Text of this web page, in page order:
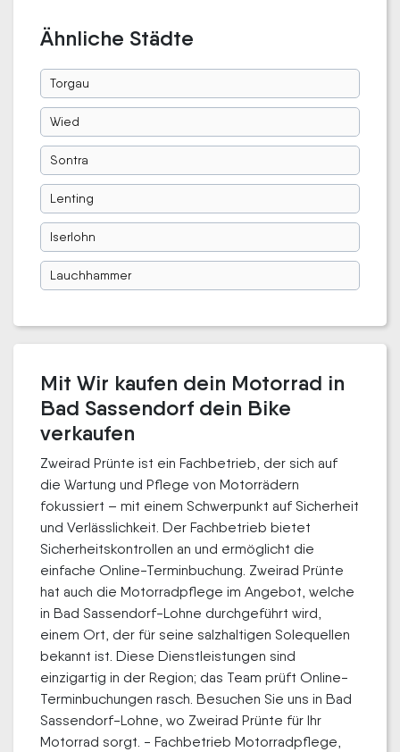
Ähnliche Städte
Torgau
Wied
Sontra
Lenting
Iserlohn
Lauchhammer
Mit Wir kaufen dein Motorrad in
Bad Sassendorf dein Bike
verkaufen
Zweirad Prünte ist ein Fachbetrieb, der sich auf
die Wartung und Pflege von Motorrädern
fokussiert – mit einem Schwerpunkt auf Sicherheit
und Verlässlichkeit. Der Fachbetrieb bietet
Sicherheitskontrollen an und ermöglicht die
einfache Online-Terminbuchung. Zweirad Prünte
hat auch die Motorradpflege im Angebot, welche
in Bad Sassendorf-Lohne durchgeführt wird,
einem Ort, der für seine salzhaltigen Solequellen
bekannt ist. Diese Dienstleistungen sind
einzigartig in der Region; das Team prüft Online-
Terminbuchungen rasch. Besuchen Sie uns in Bad
Sassendorf-Lohne, wo Zweirad Prünte für Ihr
Motorrad sorgt. - Fachbetrieb Motorradpflege,